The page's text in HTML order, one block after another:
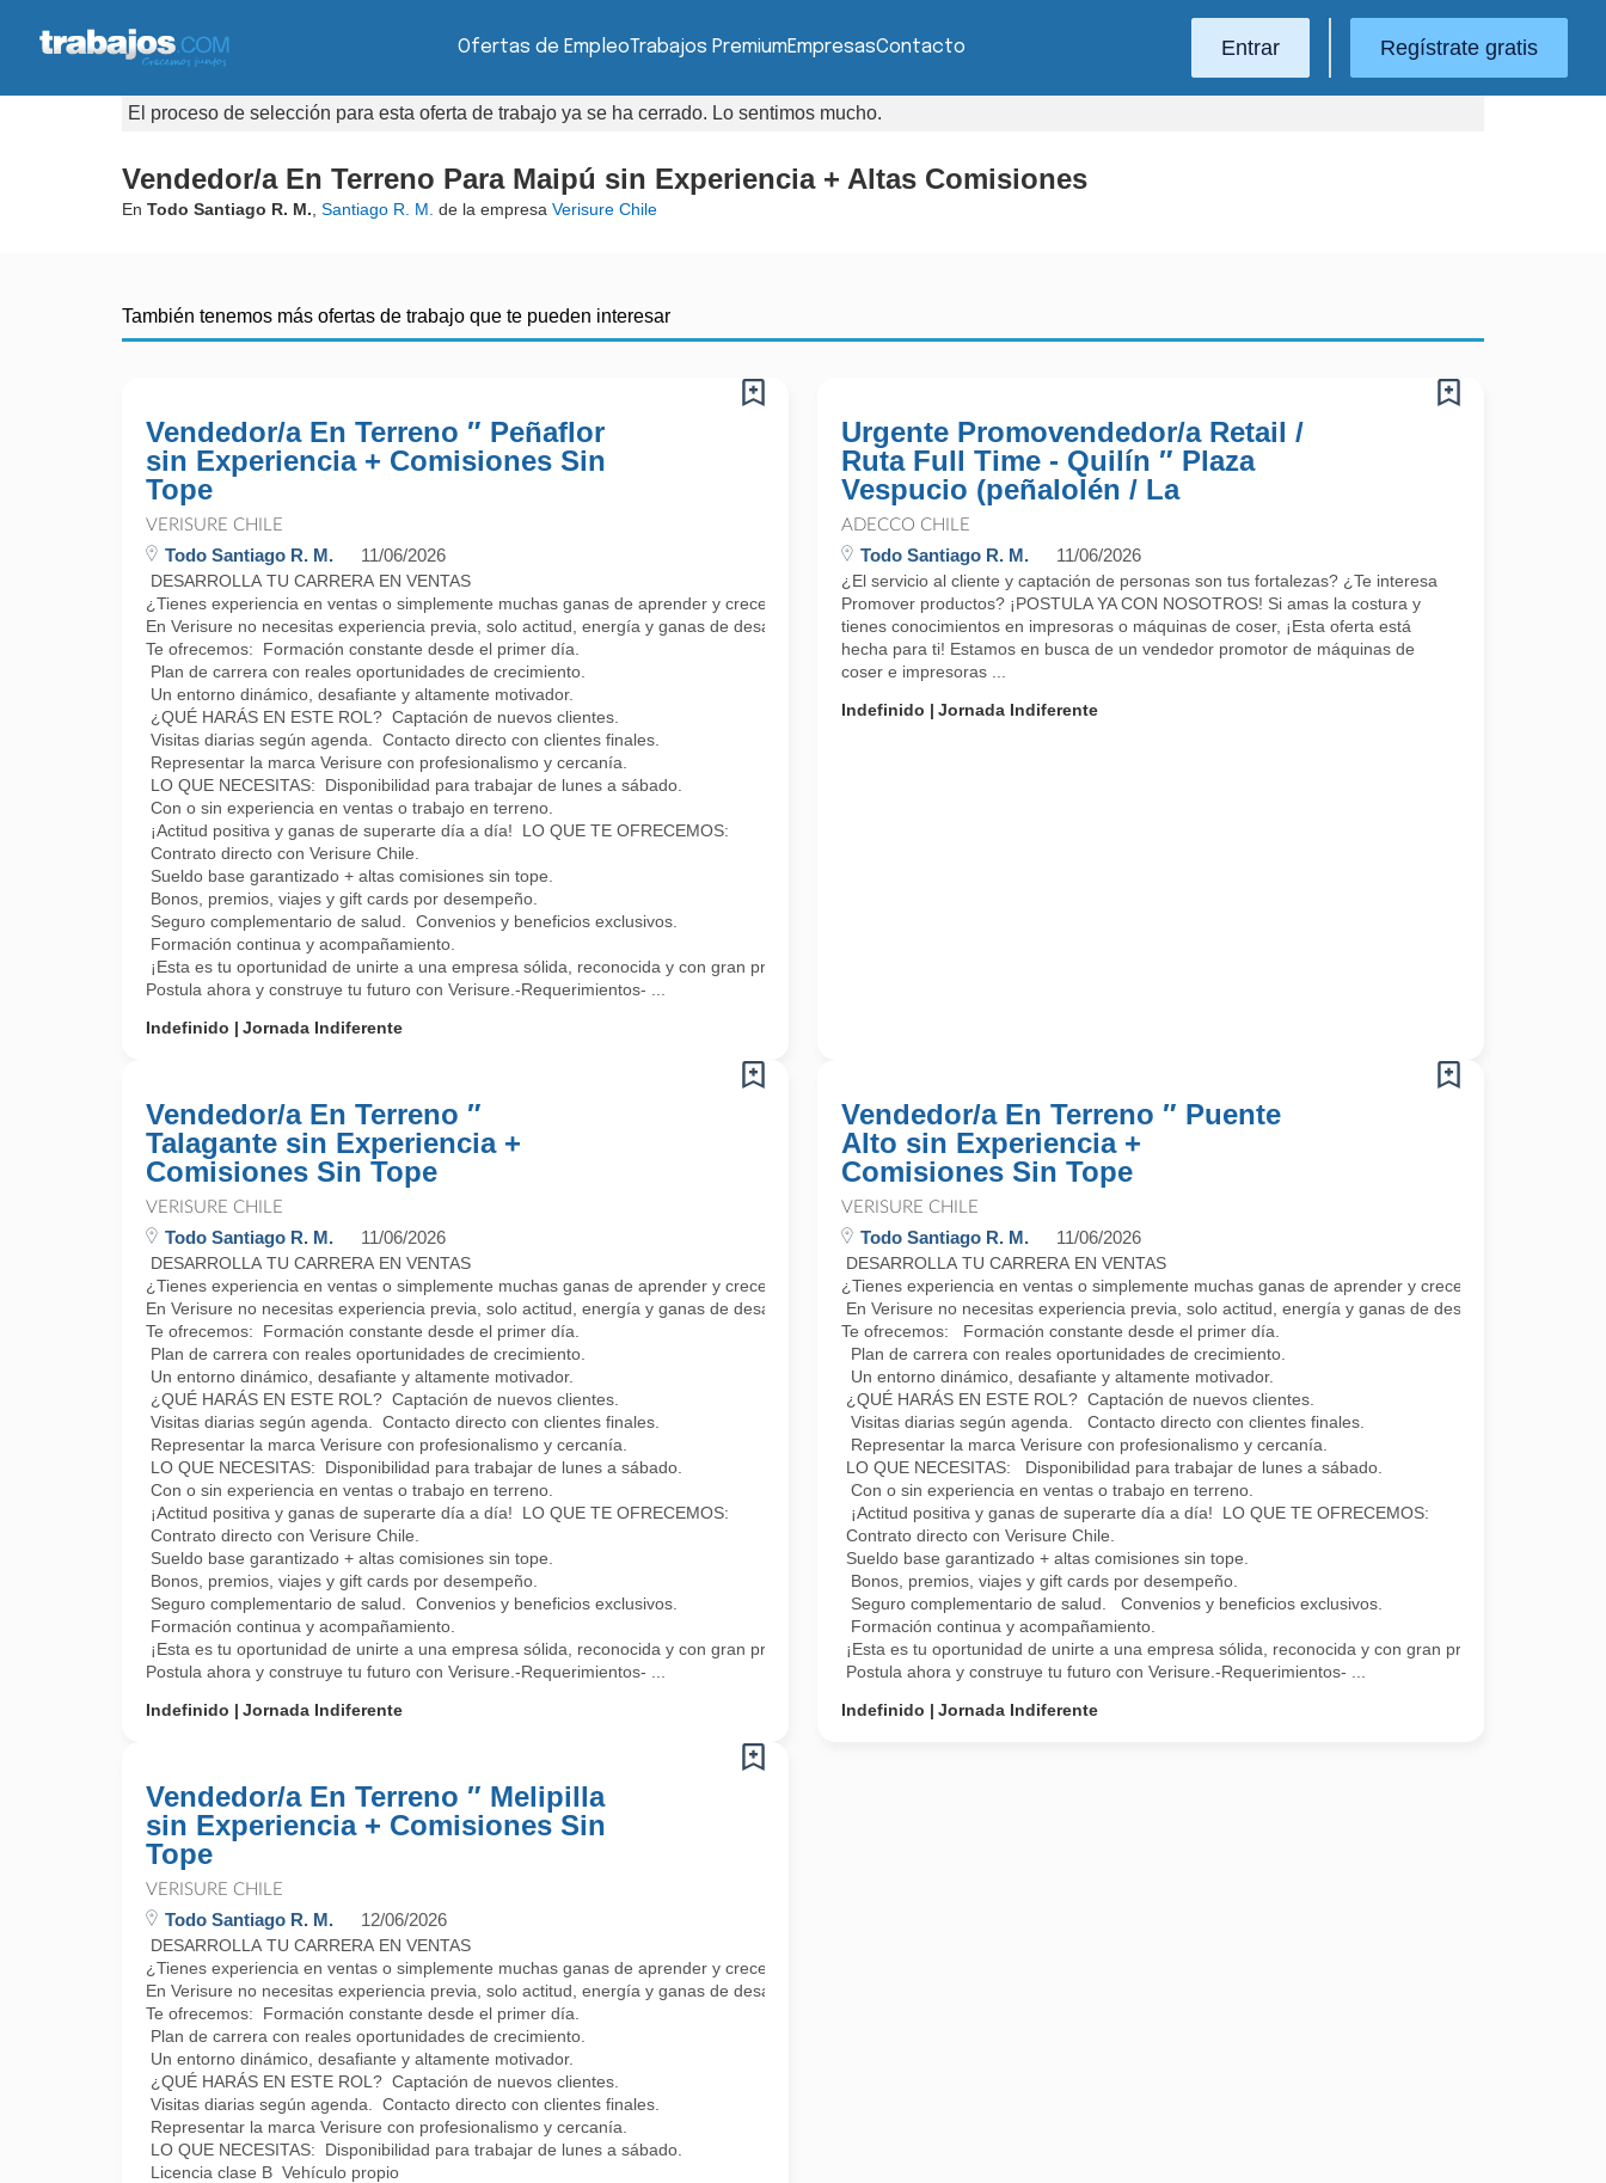
Ofertas de EmpleoTrabajos PremiumEmpresasContacto Entrar Regístrate gratis
El proceso de selección para esta oferta de trabajo ya se ha cerrado. Lo sentimos mucho.
Vendedor/a En Terreno Para Maipú sin Experiencia + Altas Comisiones
En Todo Santiago R. M. Santiago R. M. de la empresa Verisure Chile
También tenemos más ofertas de trabajo que te pueden interesar
Vendedor/a En Terreno ″ Peñaflor
sin Experiencia + Comisiones Sin
Tope
VERISURE CHILE
Todo Santiago R. M. 11/06/2026
DESARROLLA TU CARRERA EN VENTAS
¿Tienes experiencia en ventas o simplemente muchas ganas de aprender y crecer?
En Verisure no necesitas experiencia previa, solo actitud, energía y ganas de desarrollarte profesionalmente.
Te ofrecemos: Formación constante desde el primer día.
Plan de carrera con reales oportunidades de crecimiento.
Un entorno dinámico, desafiante y altamente motivador.
¿QUÉ HARÁS EN ESTE ROL? Captación de nuevos clientes.
Visitas diarias según agenda. Contacto directo con clientes finales.
Representar la marca Verisure con profesionalismo y cercanía.
LO QUE NECESITAS: Disponibilidad para trabajar de lunes a sábado.
Con o sin experiencia en ventas o trabajo en terreno.
¡Actitud positiva y ganas de superarte día a día! LO QUE TE OFRECEMOS:
Contrato directo con Verisure Chile.
Sueldo base garantizado + altas comisiones sin tope.
Bonos, premios, viajes y gift cards por desempeño.
Seguro complementario de salud. Convenios y beneficios exclusivos.
Formación continua y acompañamiento.
¡Esta es tu oportunidad de unirte a una empresa sólida, reconocida y con gran proyección!
Postula ahora y construye tu futuro con Verisure.-Requerimientos- ...
Indefinido
Jornada Indiferente
Urgente Promovendedor/a Retail /
Ruta Full Time - Quilín ″ Plaza
Vespucio (peñalolén / La
ADECCO CHILE
Todo Santiago R. M. 11/06/2026
¿El servicio al cliente y captación de personas son tus fortalezas? ¿Te interesa
Promover productos? ¡POSTULA YA CON NOSOTROS! Si amas la costura y
tienes conocimientos en impresoras o máquinas de coser, ¡Esta oferta está
hecha para ti! Estamos en busca de un vendedor promotor de máquinas de
coser e impresoras ...
Indefinido
Jornada Indiferente
Vendedor/a En Terreno ″
Talagante sin Experiencia +
Comisiones Sin Tope
VERISURE CHILE
Todo Santiago R. M. 11/06/2026
DESARROLLA TU CARRERA EN VENTAS
¿Tienes experiencia en ventas o simplemente muchas ganas de aprender y crecer?
En Verisure no necesitas experiencia previa, solo actitud, energía y ganas de desarrollarte profesionalmente.
Te ofrecemos: Formación constante desde el primer día.
Plan de carrera con reales oportunidades de crecimiento.
Un entorno dinámico, desafiante y altamente motivador.
¿QUÉ HARÁS EN ESTE ROL? Captación de nuevos clientes.
Visitas diarias según agenda. Contacto directo con clientes finales.
Representar la marca Verisure con profesionalismo y cercanía.
LO QUE NECESITAS: Disponibilidad para trabajar de lunes a sábado.
Con o sin experiencia en ventas o trabajo en terreno.
¡Actitud positiva y ganas de superarte día a día! LO QUE TE OFRECEMOS:
Contrato directo con Verisure Chile.
Sueldo base garantizado + altas comisiones sin tope.
Bonos, premios, viajes y gift cards por desempeño.
Seguro complementario de salud. Convenios y beneficios exclusivos.
Formación continua y acompañamiento.
¡Esta es tu oportunidad de unirte a una empresa sólida, reconocida y con gran proyección!
Postula ahora y construye tu futuro con Verisure.-Requerimientos- ...
Indefinido
Jornada Indiferente
Vendedor/a En Terreno ″ Puente
Alto sin Experiencia +
Comisiones Sin Tope
VERISURE CHILE
Todo Santiago R. M. 11/06/2026
DESARROLLA TU CARRERA EN VENTAS
¿Tienes experiencia en ventas o simplemente muchas ganas de aprender y crecer?
En Verisure no necesitas experiencia previa, solo actitud, energía y ganas de desarrollarte
Te ofrecemos: Formación constante desde el primer día.
Plan de carrera con reales oportunidades de crecimiento.
Un entorno dinámico, desafiante y altamente motivador.
¿QUÉ HARÁS EN ESTE ROL? Captación de nuevos clientes.
Visitas diarias según agenda. Contacto directo con clientes finales.
Representar la marca Verisure con profesionalismo y cercanía.
LO QUE NECESITAS: Disponibilidad para trabajar de lunes a sábado.
Con o sin experiencia en ventas o trabajo en terreno.
¡Actitud positiva y ganas de superarte día a día! LO QUE TE OFRECEMOS:
Contrato directo con Verisure Chile.
Sueldo base garantizado + altas comisiones sin tope.
Bonos, premios, viajes y gift cards por desempeño.
Seguro complementario de salud. Convenios y beneficios exclusivos.
Formación continua y acompañamiento.
¡Esta es tu oportunidad de unirte a una empresa sólida, reconocida y con gran proyección!
Postula ahora y construye tu futuro con Verisure.-Requerimientos- ...
Indefinido
Jornada Indiferente
Vendedor/a En Terreno ″ Melipilla
sin Experiencia + Comisiones Sin
Tope
VERISURE CHILE
Todo Santiago R. M. 12/06/2026
DESARROLLA TU CARRERA EN VENTAS
¿Tienes experiencia en ventas o simplemente muchas ganas de aprender y crecer?
En Verisure no necesitas experiencia previa, solo actitud, energía y ganas de desarrollarte profesionalmente.
Te ofrecemos: Formación constante desde el primer día.
Plan de carrera con reales oportunidades de crecimiento.
Un entorno dinámico, desafiante y altamente motivador.
¿QUÉ HARÁS EN ESTE ROL? Captación de nuevos clientes.
Visitas diarias según agenda. Contacto directo con clientes finales.
Representar la marca Verisure con profesionalismo y cercanía.
LO QUE NECESITAS: Disponibilidad para trabajar de lunes a sábado.
Licencia clase B Vehículo propio